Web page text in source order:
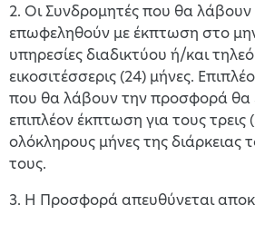
2. Οι Συνδρομητές που θα
επωφεληθούν με έκπτωση στο
υπηρεσίες διαδικτύου ή/και
εικοσιτέσσερις (24) μήνες.
που θα λάβουν την προσφορά θα
επιπλέον έκπτωση για τους
ολόκληρους μήνες της διάρκειας
τους.
3. Η Προσφορά απευθύνεται